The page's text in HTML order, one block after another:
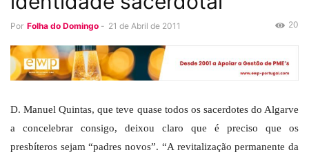
Por Folha do Domingo - 21 de Abril de 2011 20
D. Manuel Quintas, que teve quase todos os sacerdotes do Algarve
a concelebrar consigo, deixou claro que é preciso que os
presbíteros sejam “padres novos”. “A revitalização permanente da